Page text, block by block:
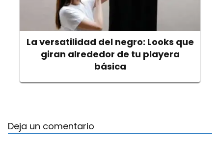
La versatilidad del negro: Looks que
giran alrededor de tu playera
básica
Deja un comentario